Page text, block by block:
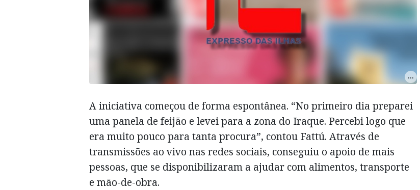
A iniciativa começou de forma espontânea. “No primeiro dia preparei
uma panela de feijão e levei para a zona do Iraque. Percebi logo que
era muito pouco para tanta procura”, contou Fattú. Através de
transmissões ao vivo nas redes sociais, conseguiu o apoio de mais
pessoas, que se disponibilizaram a ajudar com alimentos, transporte
e mão-de-obra.